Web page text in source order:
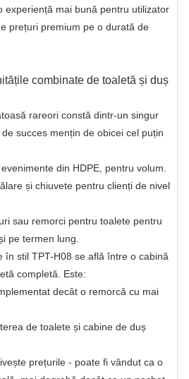
experiență mai bună pentru utilizator
prețuri premium pe o durată de
combinate de toaletă și duș
rareori constă dintr-un singur
succes mențin de obicei cel puțin
din HDPE, pentru volum.
și chiuvete pentru clienți de nivel
sau remorci pentru toalete pentru
pe termen lung.
în stil TPT-H08 se află între o cabină
completă. Este:
decât o remorcă cu mai
de toalete și cabine de duș
prețurile - poate fi vândut ca o